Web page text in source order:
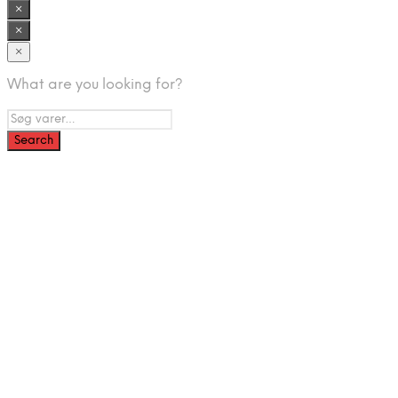
×
×
×
What are you looking for?